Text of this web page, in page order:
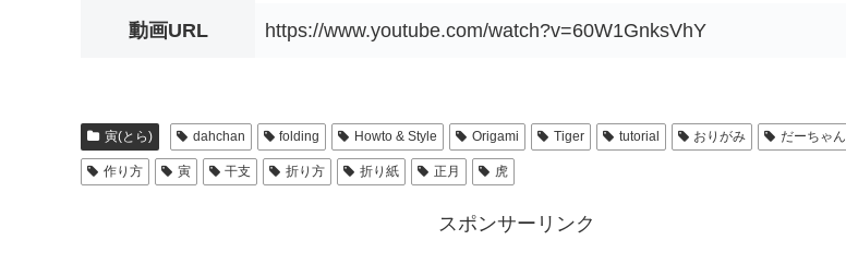
動画URL https://www.youtube.com/watch?v=60W1GnksVhY
寅(とら) dahchan folding Howto & Style Origami Tiger tutorial おりがみ だーちゃん
作り方 寅 干支 折り方 折り紙 正月 虎
スポンサーリンク